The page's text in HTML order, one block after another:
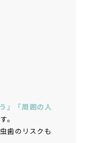
」「周囲の人
。
歯のリスクも